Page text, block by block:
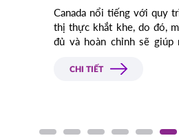
03/10/2025
10h00
ĐĂNG KÝ
ĐĂNG KÝ
Canada nổi tiếng với quy
thị thực khắt khe, do đó,
đủ và hoàn chỉnh sẽ giúp
25 năm kinh nghiệm
CHI TIẾT